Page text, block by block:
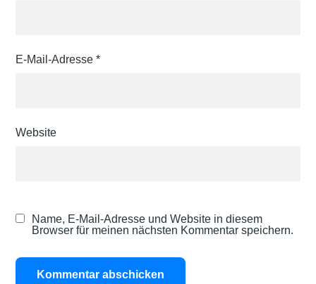
E-Mail-Adresse*
Website
Name, E-Mail-Adresse und Website in diesem
Browser für meinen nächsten Kommentar speichern.